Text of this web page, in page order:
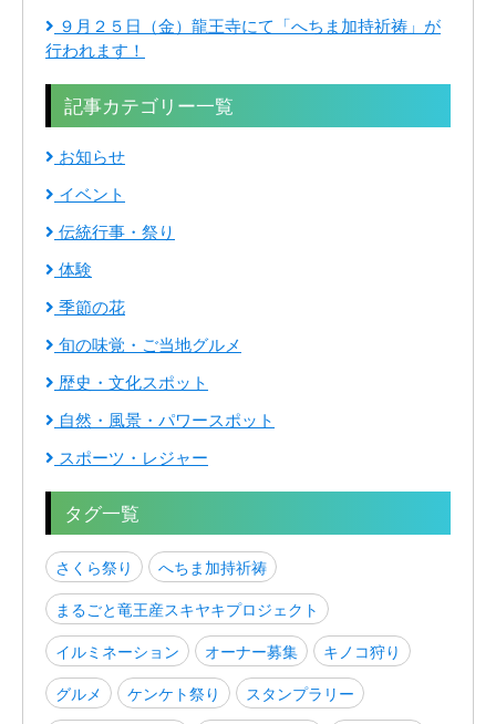
９月２５日（金）龍王寺にて「へちま加持祈祷」が
行われます！
記事カテゴリー一覧
お知らせ
イベント
伝統行事・祭り
体験
季節の花
旬の味覚・ご当地グルメ
歴史・文化スポット
自然・風景・パワースポット
スポーツ・レジャー
タグ一覧
さくら祭り
へちま加持祈祷
まるごと竜王産スキヤキプロジェクト
イルミネーション
オーナー募集
キノコ狩り
グルメ
ケンケト祭り
スタンプラリー